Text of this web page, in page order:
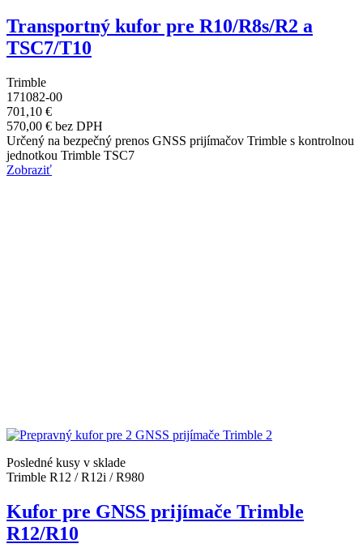
Transportný kufor pre R10/R8s/R2 a
TSC7/T10
Trimble
171082-00
701,10 €
570,00 € bez DPH
Určený na bezpečný prenos GNSS prijímačov Trimble s kontrolnou
jednotkou Trimble TSC7
Zobraziť
Posledné kusy v sklade
Trimble R12 / R12i / R980
Kufor pre GNSS prijímače Trimble
R12/R10